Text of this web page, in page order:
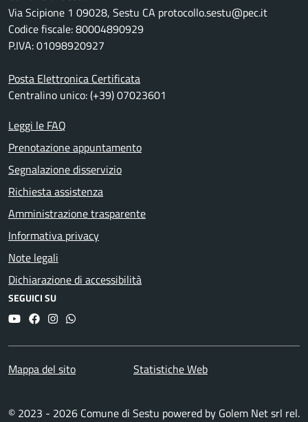
Via Scipione 1 09028, Sestu CA protocollo.sestu@pec.it
Codice fiscale: 80004890929
P.IVA: 01098920927
Posta Elettronica Certificata
Centralino unico: (+39) 07023601
Leggi le FAQ
Prenotazione appuntamento
Segnalazione disservizio
Richiesta assistenza
Amministrazione trasparente
Informativa privacy
Note legali
Dichiarazione di accessibilità
SEGUICI SU
YouTubeFacebookInstagram
Whatsapp
Mappa del sito Statistiche Web
© 2023 - 2026 Comune di Sestu powered by Golem Net srl rel.